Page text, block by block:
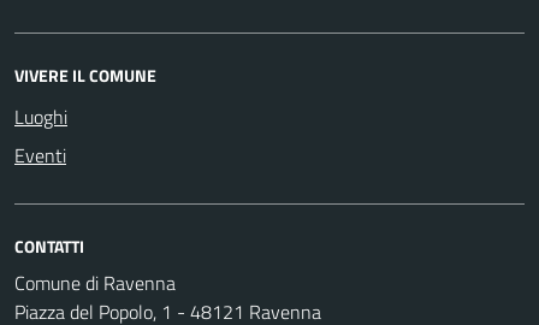
VIVERE IL COMUNE
Luoghi
Eventi
CONTATTI
Comune di Ravenna
Piazza del Popolo, 1 - 48121 Ravenna